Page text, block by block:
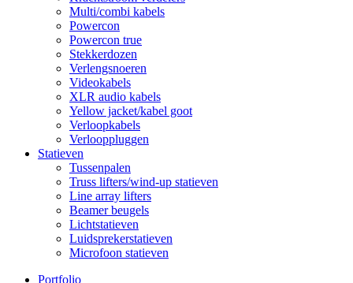
Multi/combi kabels
Powercon
Powercon true
Stekkerdozen
Verlengsnoeren
Videokabels
XLR audio kabels
Yellow jacket/kabel goot
Verloopkabels
Verlooppluggen
Statieven
Tussenpalen
Truss lifters/wind-up statieven
Line array lifters
Beamer beugels
Lichtstatieven
Luidsprekerstatieven
Microfoon statieven
Portfolio